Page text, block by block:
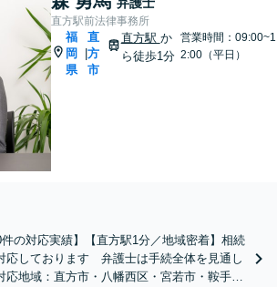
直方駅前法律事務所
福
岡
県
直
方
市
直方駅 か
ら徒歩1分
営業時間：09:00~1
2:00（平日）
件の対応実績】【直方駅1分／地域密着】相続
応しております 弁護士は手続全体を見通し
地域：直方市・八幡西区・宮若市・鞍手